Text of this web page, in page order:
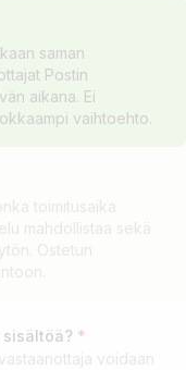
saman
Postin
aikana. Ei
vaihtoehto.
*
voidaan